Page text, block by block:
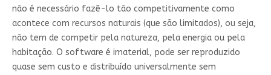
não é necessário fazê-lo tão competitivamente como
acontece com recursos naturais (que são limitados), ou seja,
não tem de competir pela natureza, pela energia ou pela
habitação. O software é imaterial, pode ser reproduzido
quase sem custo e distribuído universalmente sem